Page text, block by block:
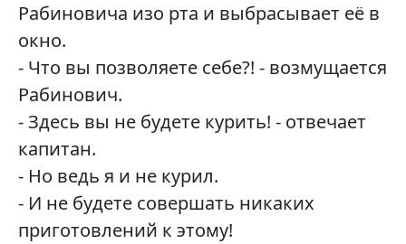
Рабиновича изо рта и выбрасывает её в
окно.
- Что вы позволяете себе?! - возмущается
Рабинович.
- Здесь вы не будете курить! - отвечает
капитан.
- Но ведь я и не курил.
- И не будете совершать никаких
приготовлений к этому!